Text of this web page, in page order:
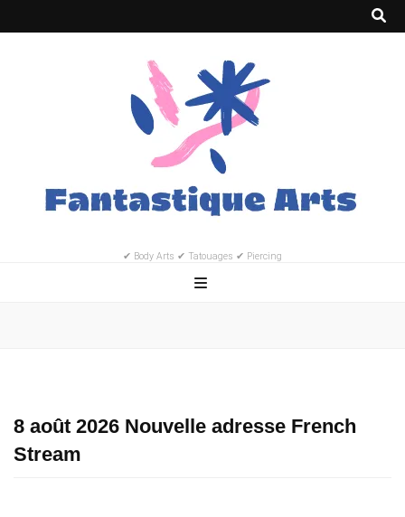
✔ Body Arts ✔ Tatouages ✔ Piercing
8 août 2026 Nouvelle adresse French
Stream